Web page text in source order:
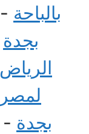
بالباحة -
بجدة
الرياض
لمصر
بجدة -